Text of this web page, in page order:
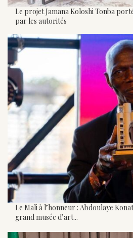
Le projet Jamana Koloshi Tonba
par les autorités
Le Mali à l’honneur : Abdoulaye
grand musée d’art...